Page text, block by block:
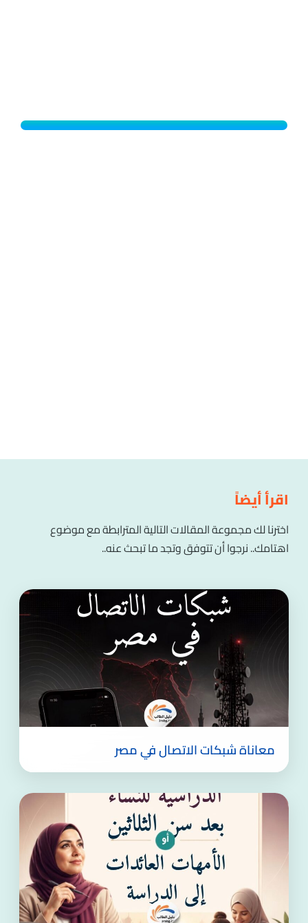
اقرأ أيضاً
اخترنا لك مجموعة المقالات التالية المترابطة مع موضوع
اهتامك.. نرجوا أن تتوفق وتجد ما تبحث عنه..
معاناة شبكات الاتصال في مصر